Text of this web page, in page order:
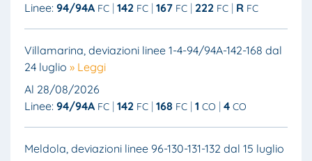
Linee: 94/94A FC 142 FC 167 FC 222 FC R FC
Villamarina, deviazioni linee 1-4-94/94A-142-168 dal
24 luglio » Leggi
Al 28/08/2026
Linee: 94/94A FC 142 FC 168 FC 1 CO 4 CO
Meldola, deviazioni linee 96-130-131-132 dal 15 luglio